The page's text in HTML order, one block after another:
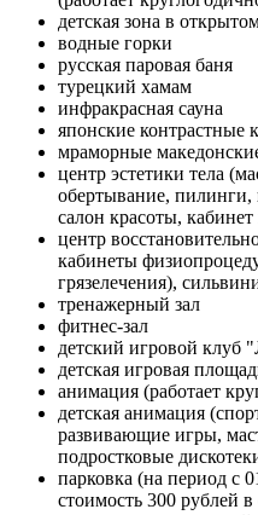
детская зона в
водные горки
русская паровая баня
турецкий хамам
инфракрасная сауна
японские контрастные
мраморные
центр эстетики тела
обертывание, пилинги,
салон красоты,
центр
кабинеты
грязелечения),
тренажерный зал
фитнес-зал
детский игровой клуб
детская игровая
анимация (работает
детская анимация
развивающие игры,
подростковые
парковка (на период с
стоимость 300 рублей в